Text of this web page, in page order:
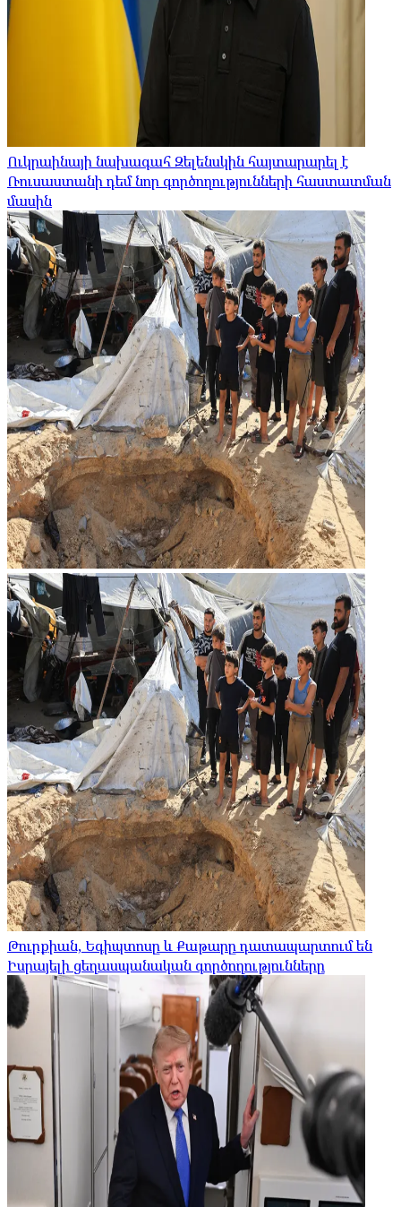
Ուկրաինայի նախագահ Զելենսկին հայտարարել է
Ռուսաստանի դեմ նոր գործողությունների հաստատման
մասին
Թուրքիան, Եգիպտոսը և Քաթարը դատապարտում են
Իսրայելի ցեղասպանական գործողությունները